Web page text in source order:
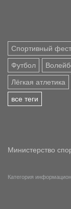
«Динамо-
Спортивный
Футбол
Лёгкая атлетика
все теги
Министерство
Категория